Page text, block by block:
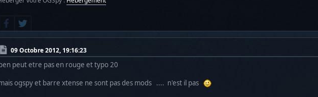
09 Octobre 2012, 19:16:23
ben peut etre pas en rouge et typo 20
ogspy et barre xtense ne sont pas des mods .... n'est il pas